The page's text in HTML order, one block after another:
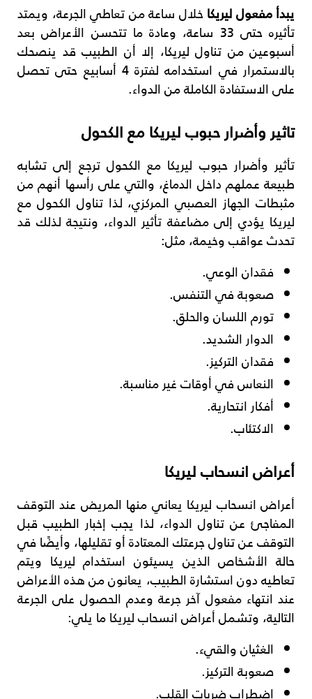
يبدأ مفعول ليريكاخلال ساعة من تعاطي الجرعة، ويمتد
تأثيره حتى 33 ساعة، وعادة ما تتحسن الأعراض بعد
أسبوعين من تناول ليريكا، إلا أن الطبيب قد ينصحك
بالاستمرار في استخدامه لفترة 4 أسابيع حتى تحصل
على الاستفادة الكاملة من الدواء.
تاثير وأضرار حبوب ليريكا مع الكحول
تأثير وأضرار حبوب ليريكا مع الكحول ترجع إلى تشابه
طبيعة عملهم داخل الدماغ، والتي على رأسها أنهم من
مثبطات الجهاز العصبي المركزي، لذا تناول الكحول مع
ليريكا يؤدي إلى مضاعفة تأثير الدواء، ونتيجة لذلك قد
تحدث عواقب وخيمة، مثل:
فقدان الوعي.
صعوبة في التنفس.
تورم اللسان والحلق.
الدوار الشديد.
فقدان التركيز.
النعاس في أوقات غير مناسبة.
أفكار انتحارية.
الاكتئاب.
أعراض انسحاب ليريكا
أعراض انسحاب ليريكا يعاني منها المريض عند التوقف
المفاجئ عن تناول الدواء، لذا يجب إخبار الطبيب قبل
التوقف عن تناول جرعتك المعتادة أو تقليلها، وأيضًا في
حالة الأشخاص الذين يسيئون استخدام ليريكا ويتم
تعاطيه دون استشارة الطبيب، يعانون من هذه الأعراض
عند انتهاء مفعول آخر جرعة وعدم الحصول على الجرعة
التالية، وتشمل أعراض انسحاب ليريكا ما يلي:
الغثيان والقيء.
صعوبة التركيز.
اضطراب ضربات القلب.